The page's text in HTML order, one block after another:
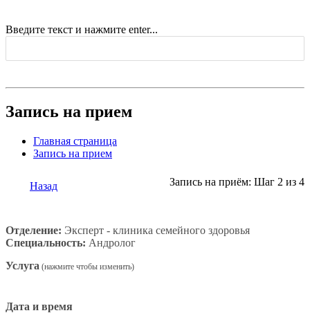
Введите текст и нажмите enter...
Запись на прием
Главная страница
Запись на прием
Назад Запись на приём: Шаг 2 из 4
Отделение: Эксперт - клиника семейного здоровья
Специальность: Андролог
Услуга
Дата и время